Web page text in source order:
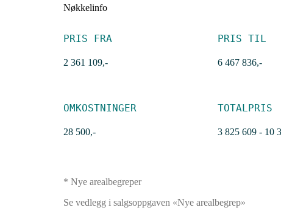
Nøkkelinfo
PRIS FRA
2 361 109,-
PRIS TIL
6 467 836,-
OMKOSTNINGER
28 500,-
TOTALPRIS
3 825 609 - 10
* Nye arealbegreper
Se vedlegg i salgsoppgaven «Nye arealbegrep»